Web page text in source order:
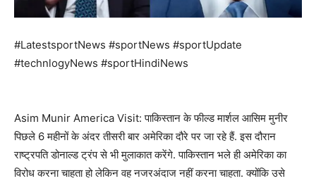
#LatestsportNews #sportNews #sportUpdate
#technlogyNews #sportHindiNews
Asim Munir America Visit: पाकिस्तान के फील्ड मार्शल आसिम मुनीर
पिछले 6 महीनों के अंदर तीसरी बार अमेरिका दौरे पर जा रहे हैं. इस दौरान
राष्ट्रपति डोनाल्ड ट्रंप से भी मुलाकात करेंगे. पाकिस्तान भले ही अमेरिका का
विरोध करना चाहता हो लेकिन वह नजरअंदाज नहीं करना चाहता. क्योंकि उसे